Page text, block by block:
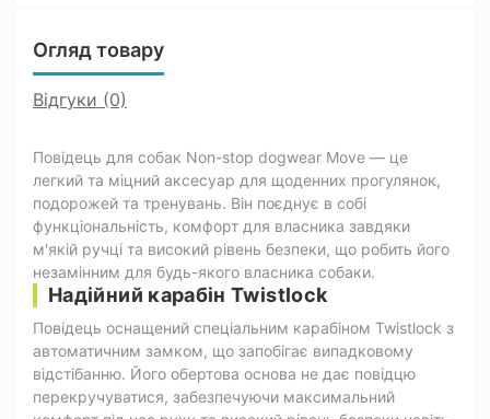
Огляд товару
Відгуки (0)
Повідець для собак Non-stop dogwear Move — це
легкий та міцний аксесуар для щоденних прогулянок,
подорожей та тренувань. Він поєднує в собі
функціональність, комфорт для власника завдяки
м'якій ручці та високий рівень безпеки, що робить його
незамінним для будь-якого власника собаки.
Надійний карабін Twistlock
Повідець оснащений спеціальним карабіном Twistlock з
автоматичним замком, що запобігає випадковому
відстібанню. Його обертова основа не дає повідцю
перекручуватися, забезпечуючи максимальний